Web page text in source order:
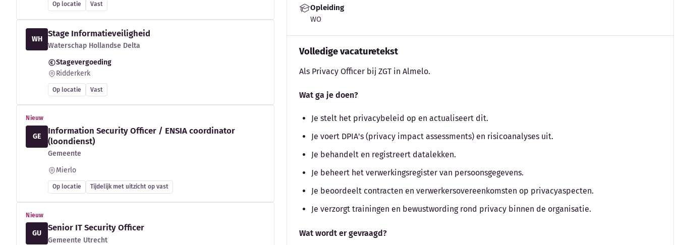
Op locatie Vast
WH
Stage Informatieveiligheid
Waterschap Hollandse Delta
Stagevergoeding
Ridderkerk
Op locatie Vast
Nieuw
GE
Information Security Officer / ENSIA coordinator
(loondienst)
Gemeente
Mierlo
Op locatie Tijdelijk met uitzicht op vast
Nieuw
GU
Senior IT Security Officer
Gemeente Utrecht
Opleiding
WO
Volledige vacaturetekst
Als Privacy Officer bij ZGT in Almelo.
Wat ga je doen?
Je stelt het privacybeleid op en actualiseert dit.
Je voert DPIA's (privacy impact assessments) en risicoanalyses uit.
Je behandelt en registreert datalekken.
Je beheert het verwerkingsregister van persoonsgegevens.
Je beoordeelt contracten en verwerkersovereenkomsten op privacyaspecten.
Je verzorgt trainingen en bewustwording rond privacy binnen de organisatie.
Wat wordt er gevraagd?